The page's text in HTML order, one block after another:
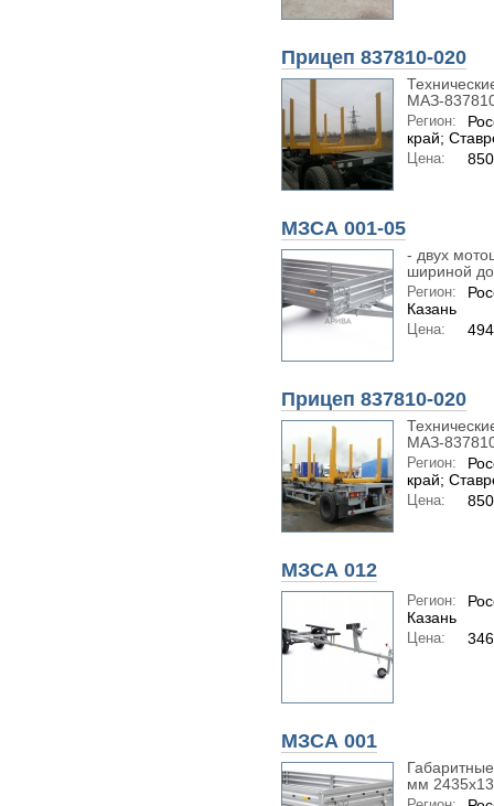
Прицеп 837810-020
МАЗ-
Регион:
край;
Цена:
МЗСА 001-05
- двух
шириной
Регион:
Казань
Цена:
Прицеп 837810-020
МАЗ-
Регион:
край;
Цена:
МЗСА 012
Регион:
Казань
Цена:
МЗСА 001
мм